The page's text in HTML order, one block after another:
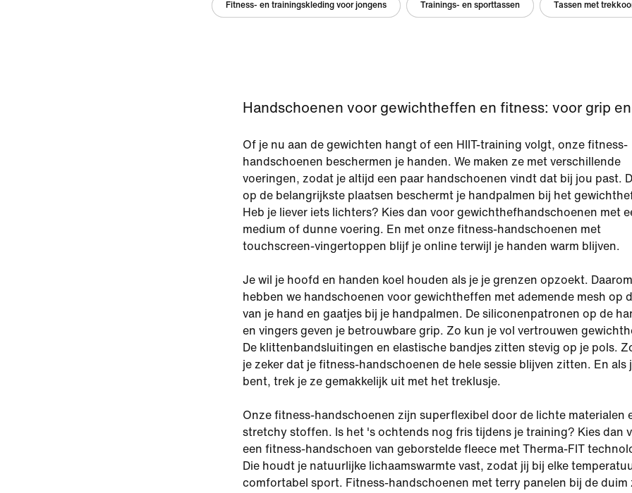
Fitness- en trainingskleding voor jongens Trainings- en sporttassen Tassen met
Handschoenen voor gewichtheffen en fitness: voor grip
Of je nu aan de gewichten hangt of een HIIT-training volgt, onze fitness-
handschoenen beschermen je handen. We maken ze met verschillende
voeringen, zodat je altijd een paar handschoenen vindt dat bij jou past.
op de belangrijkste plaatsen beschermt je handpalmen bij het
Heb je liever iets lichters? Kies dan voor gewichthefhandschoenen met
medium of dunne voering. En met onze fitness-handschoenen met
touchscreen-vingertoppen blijf je online terwijl je handen warm blijven.
Je wil je hoofd en handen koel houden als je je grenzen opzoekt. Daarom
hebben we handschoenen voor gewichtheffen met ademende mesh op
van je hand en gaatjes bij je handpalmen. De siliconenpatronen op de
en vingers geven je betrouwbare grip. Zo kun je vol vertrouwen
De klittenbandsluitingen en elastische bandjes zitten stevig op je pols.
je zeker dat je fitness-handschoenen de hele sessie blijven zitten. En als
bent, trek je ze gemakkelijk uit met het treklusje.
Onze fitness-handschoenen zijn superflexibel door de lichte materialen
stretchy stoffen. Is het 's ochtends nog fris tijdens je training? Kies dan
een fitness-handschoen van geborstelde fleece met Therma-FIT
Die houdt je natuurlijke lichaamswarmte vast, zodat jij bij elke
comfortabel sport. Fitness-handschoenen met terry panelen bij de duim